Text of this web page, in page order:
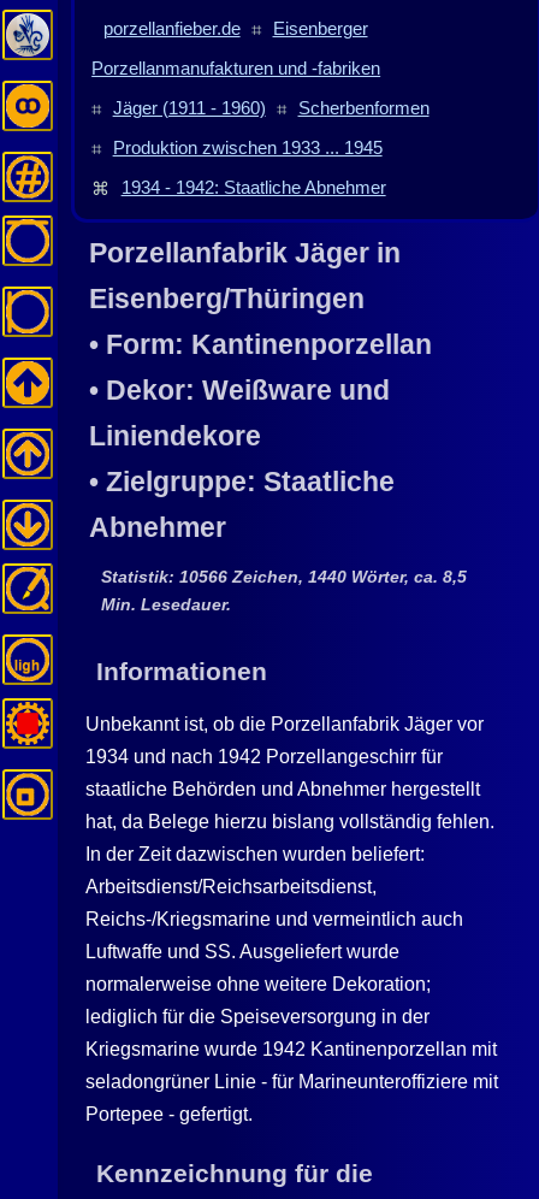
porzellanfieber.de ⌗ Eisenberger
Porzellanmanufakturen und -fabriken
⌗ Jäger (1911 - 1960) ⌗ Scherbenformen
⌗ Produktion zwischen 1933 ... 1945
⌘ 1934 - 1942: Staatliche Abnehmer
Porzellanfabrik Jägerin
Eisenberg/Thüringen
• Form: Kantinenporzellan
• Dekor: Weißware und
Liniendekore
• Zielgruppe: Staatliche
Abnehmer
Statistik: 10566 Zeichen, 1440 Wörter, ca. 8,5
Min. Lesedauer.
Informationen
Unbekannt ist, ob die PorzellanfabrikJäger vor
1934 und nach 1942 Porzellangeschirr für
staatliche Behörden und Abnehmer hergestellt
hat, da Belege hierzu bislang vollständig fehlen.
In der Zeit dazwischen wurden beliefert:
Arbeitsdienst/Reichsarbeitsdienst,
Reichs-/Kriegsmarine und vermeintlich auch
Luftwaffe und SS. Ausgeliefert wurde
normalerweise ohne weitere Dekoration;
lediglich für die Speiseversorgung in der
Kriegsmarine wurde 1942 Kantinenporzellan mit
seladongrüner Linie - für Marineunteroffiziere mit
Portepee - gefertigt.
Kennzeichnung für die